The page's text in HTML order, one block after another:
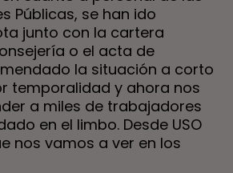
Públicas, se han ido
junto con la cartera
o el acta de
la situación a corto
temporalidad y ahora nos
a miles de trabajadores
en el limbo. Desde USO
nos vamos a ver en los